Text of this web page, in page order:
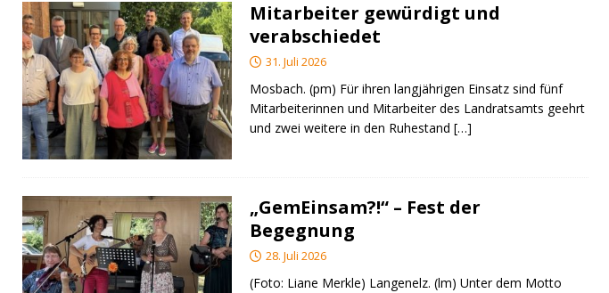
Mitarbeiter gewürdigt und
verabschiedet
31. Juli 2026
Mosbach. (pm) Für ihren langjährigen Einsatz sind fünf
Mitarbeiterinnen und Mitarbeiter des Landratsamts geehrt
und zwei weitere in den Ruhestand […]
„GemEinsam?!“ – Fest der
Begegnung
28. Juli 2026
(Foto: Liane Merkle) Langenelz. (lm) Unter dem Motto